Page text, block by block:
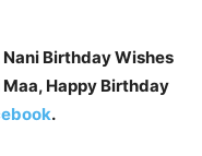
Birthday Wishes
Happy Birthday
.